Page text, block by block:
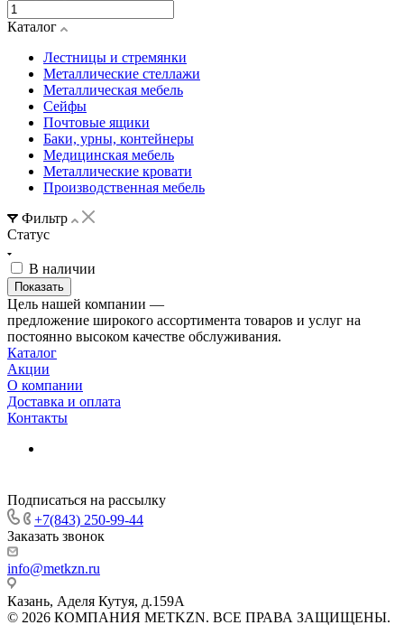
Каталог
Лестницы и стремянки
Металлические стеллажи
Металлическая мебель
Сейфы
Почтовые ящики
Баки, урны, контейнеры
Медицинская мебель
Металлические кровати
Производственная мебель
Фильтр
Статус
В наличии
Цель нашей компании —
предложение широкого ассортимента товаров и услуг на
постоянно высоком качестве обслуживания.
Каталог
Акции
О компании
Доставка и оплата
Контакты
Подписаться на рассылку
+7(843) 250-99-44
Заказать звонок
info@metkzn.ru
Казань, Аделя Кутуя, д.159А
© 2026 КОМПАНИЯ METKZN. ВСЕ ПРАВА ЗАЩИЩЕНЫ.